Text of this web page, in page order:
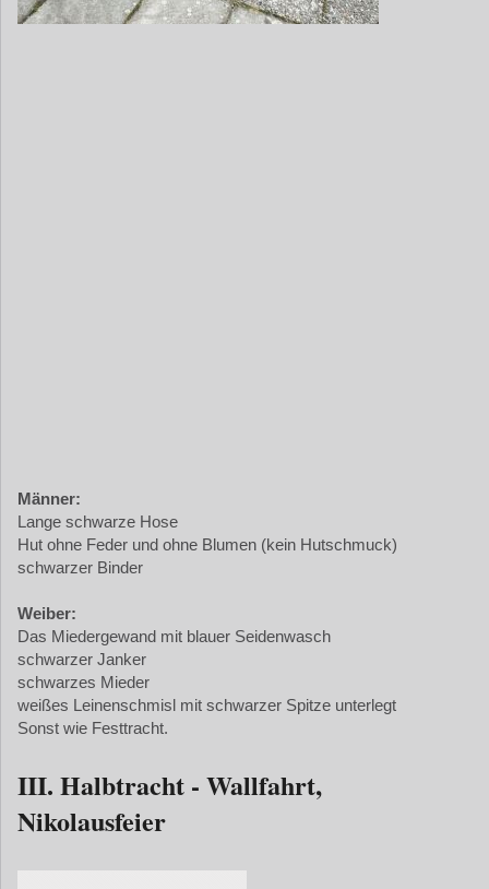
Männer:
Lange schwarze Hose
Hut ohne Feder und ohne Blumen (kein Hutschmuck)
schwarzer Binder
Weiber:
Das Miedergewand mit blauer Seidenwasch
schwarzer Janker
schwarzes Mieder
weißes Leinenschmisl mit schwarzer Spitze unterlegt
Sonst wie Festtracht.
III. Halbtracht - Wallfahrt,
Nikolausfeier